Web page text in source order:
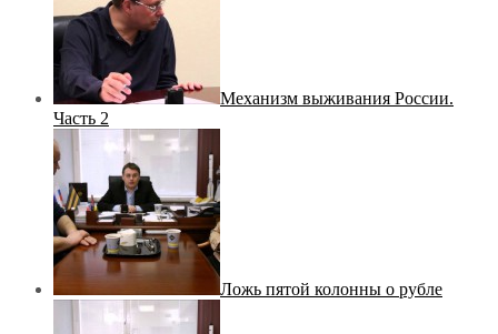
Механизм выживания России.
Часть 2
Ложь пятой колонны о рубле